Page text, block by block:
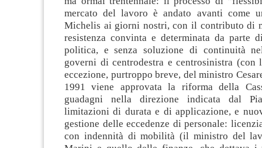
mercato del lavoro è andato avanti come
Michelis ai giorni nostri, con il contributo di
resistenza convinta e determinata da parte
politica, e senza soluzione di continuità
governi di centrodestra e centrosinistra (con
eccezione, purtroppo breve, del ministro
1991 viene approvata la riforma della
guadagni nella direzione indicata dal
limitazioni di durata e di applicazione, e
gestione delle eccedenze di personale:
con indennità di mobilità (il ministro del